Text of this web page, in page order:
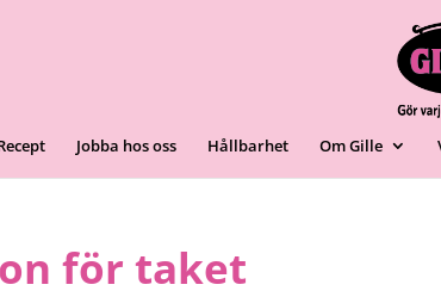
Jobba hos oss Hållbarhet Om Gille
för taket